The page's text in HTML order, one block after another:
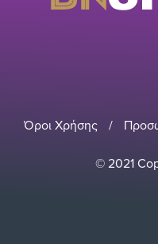
Όροι Χρήσης /
© 2021